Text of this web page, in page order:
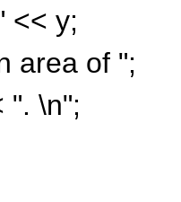
<< y;
area of ";
". \n";